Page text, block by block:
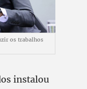
os trabalhos
instalou